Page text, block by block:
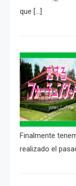
que […]
Finalmente
realizado el